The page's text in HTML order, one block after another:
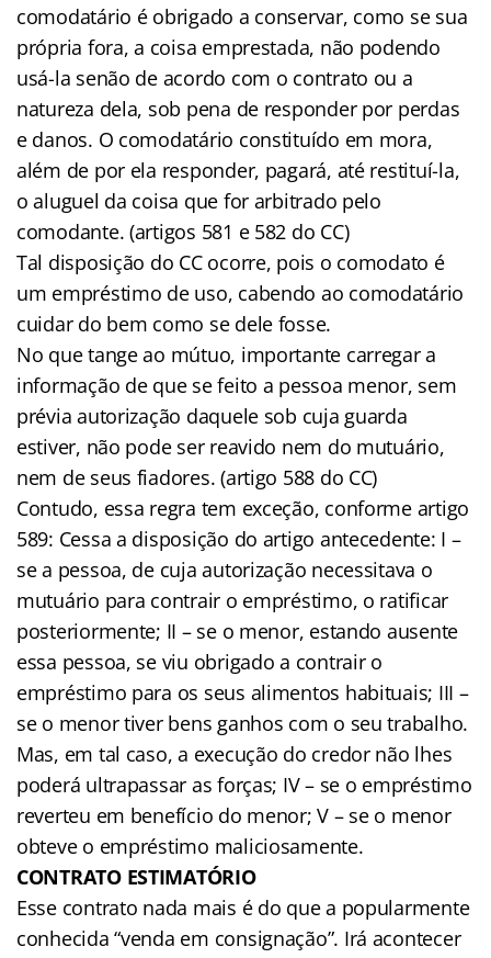
comodatário é obrigado a conservar, como se sua
própria fora, a coisa emprestada, não podendo
usá-la senão de acordo com o contrato ou a
natureza dela, sob pena de responder por perdas
e danos. O comodatário constituído em mora,
além de por ela responder, pagará, até restituí-la,
o aluguel da coisa que for arbitrado pelo
comodante. (artigos 581 e 582 do CC)
Tal disposição do CC ocorre, pois o comodato é
um empréstimo de uso, cabendo ao comodatário
cuidar do bem como se dele fosse.
No que tange ao mútuo, importante carregar a
informação de que se feito a pessoa menor, sem
prévia autorização daquele sob cuja guarda
estiver, não pode ser reavido nem do mutuário,
nem de seus fiadores. (artigo 588 do CC)
Contudo, essa regra tem exceção, conforme artigo
589: Cessa a disposição do artigo antecedente: I –
se a pessoa, de cuja autorização necessitava o
mutuário para contrair o empréstimo, o ratificar
posteriormente; II – se o menor, estando ausente
essa pessoa, se viu obrigado a contrair o
empréstimo para os seus alimentos habituais; III –
se o menor tiver bens ganhos com o seu trabalho.
Mas, em tal caso, a execução do credor não lhes
poderá ultrapassar as forças; IV – se o empréstimo
reverteu em benefício do menor; V – se o menor
obteve o empréstimo maliciosamente.
CONTRATO ESTIMATÓRIO
Esse contrato nada mais é do que a popularmente
conhecida “venda em consignação”. Irá acontecer